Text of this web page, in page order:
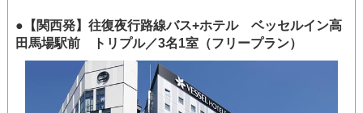
●【関西発】往復夜行路線バス+ホテル ベッセルイン高
田馬場駅前 トリプル／3名1室（フリープラン）